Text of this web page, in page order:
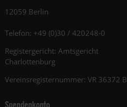
12059 Berlin
Telefon: +49 (0)30 / 420248-0
Registergericht: Amtsgericht
Charlottenburg
Vereinsregisternummer: VR 36372 B
Spendenkonto